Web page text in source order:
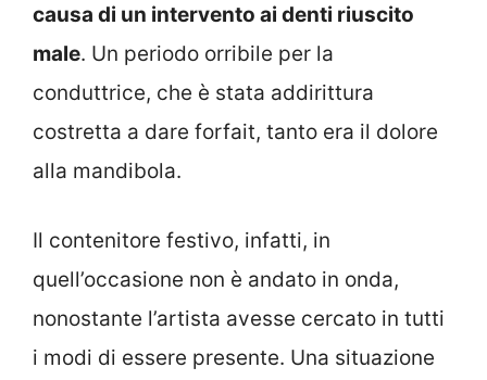
causa di un intervento ai denti riuscito
male. Un periodo orribile per la
conduttrice, che è stata addirittura
costretta a dare forfait, tanto era il dolore
alla mandibola.
Il contenitore festivo, infatti, in
quell’occasione non è andato in onda,
nonostante l’artista avesse cercato in tutti
i modi di essere presente. Una situazione